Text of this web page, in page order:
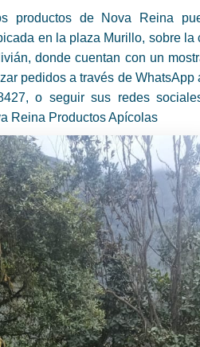
productos de Nova Reina
en la plaza Murillo, sobre la
donde cuentan con un
pedidos a través de WhatsApp
o seguir sus redes
Reina Productos Apícolas